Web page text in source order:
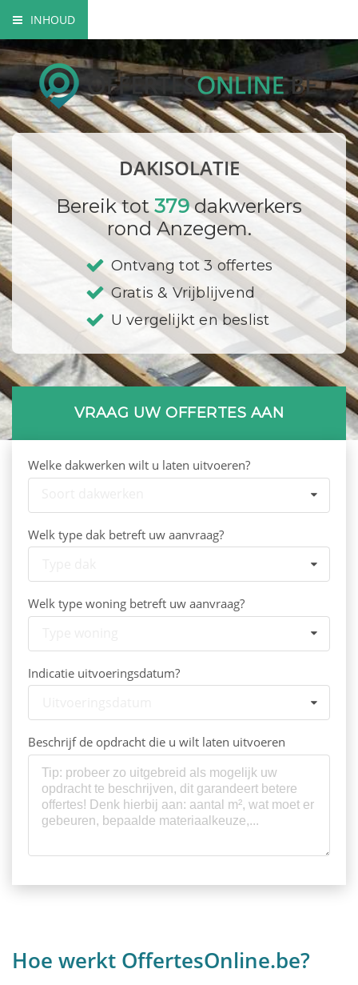
INHOUD
Soorten dakisolatie
Mogelijkheden dakisolatie
Wettelijke verplichtingen
Bedrijf registreren DAKISOLATIE
Bereik tot379dakwerkers
rond Anzegem.
Ontvang tot 3 offertes
Gratis & Vrijblijvend
U vergelijkt en beslist
VRAAG UW OFFERTES AAN
Welke dakwerken wilt u laten uitvoeren?
Welk type dak betreft uw aanvraag?
Welk type woning betreft uw aanvraag?
Indicatie uitvoeringsdatum?
Beschrijf de opdracht die u wilt laten uitvoeren
Hoe werkt OffertesOnline.be?